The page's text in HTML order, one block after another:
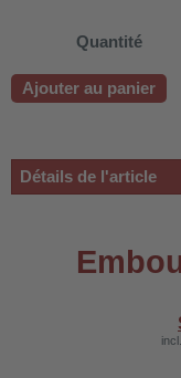
WDH-AP1212
et WDH-626L
Quantité
Ajouter au panier
Détails de l'article